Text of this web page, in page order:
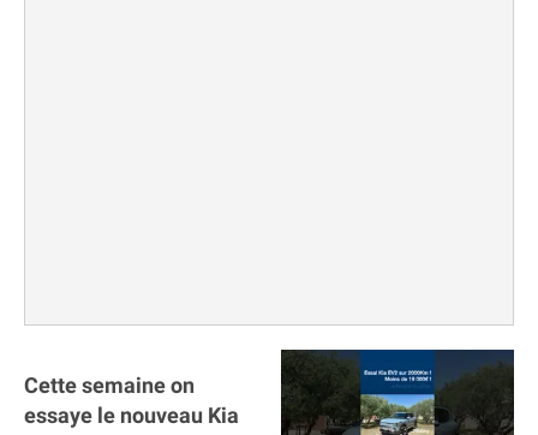
Cette semaine on
essaye le nouveau Kia